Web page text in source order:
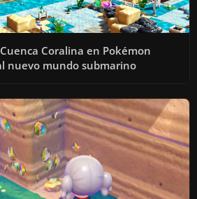
Coralina en Pokémon
nuevo mundo submarino